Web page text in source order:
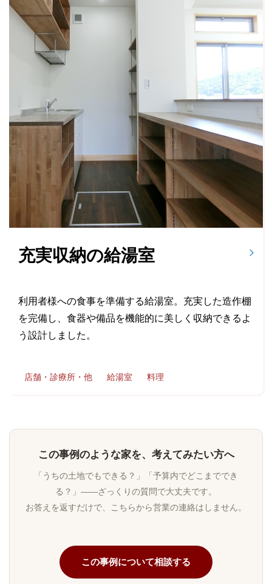
充実収納の給湯室
利用者様への食事を準備する給湯室。充実した造作棚
を完備し、食器や備品を機能的に美しく収納できるよ
う設計しました。
店舗・診療所・他 給湯室 料理
この事例のような家を、考えてみたい方へ
「うちの土地でもできる？」「予算内でどこまででき
る？」——ざっくりの質問で大丈夫です。
お答えを返すだけで、こちらから営業の連絡はしません。
この事例について相談する